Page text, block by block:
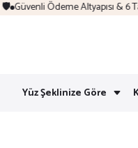
Güvenli Ödeme Altyapısı & 6
Yüz Şeklinize Göre